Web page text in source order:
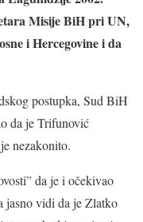
Misije BiH pri UN,
i Hercegovine i da
postupka, Sud BiH
da je Trifunović
nezakonito.
da je i očekivao
jasno vidi da je Zlatko